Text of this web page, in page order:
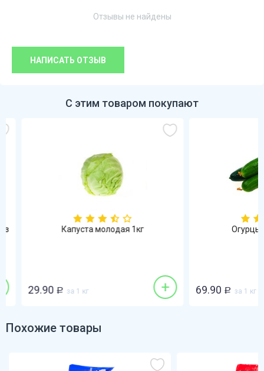
Отзывы не найдены
НАПИСАТЬ ОТЗЫВ
С этим товаром покупают
Капуста молодая 1кг
29.90 Р за 1 кг +
Огурцы
69.90 Р за 1 кг
Похожие товары